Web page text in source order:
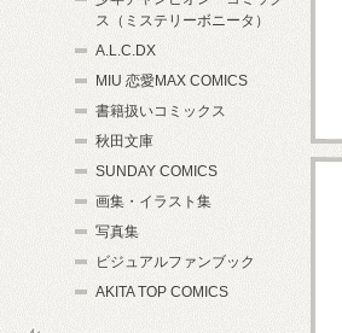
ス（ミステリーボニータ）
A.L.C.DX
MIU 恋愛MAX COMICS
書籍扱いコミックス
秋田文庫
SUNDAY COMICS
画集・イラスト集
写真集
ビジュアルファンブック
AKITA TOP COMICS